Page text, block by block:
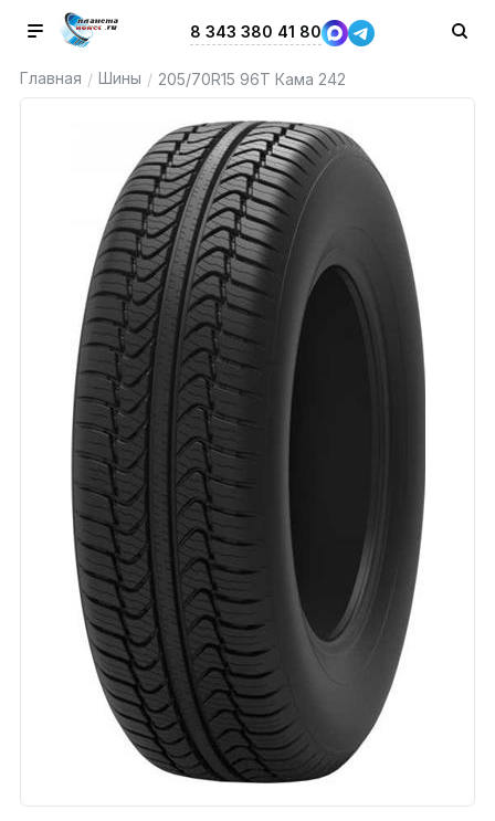
8 343 380 41 80
Главная / Шины / 205/70R15 96T Кама 242